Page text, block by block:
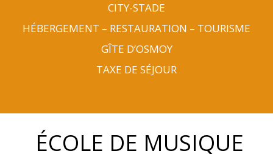
CITY-STADE
HÉBERGEMENT – RESTAURATION – TOURISME
GÎTE D’OSMOY
TAXE DE SÉJOUR
ÉCOLE DE MUSIQUE